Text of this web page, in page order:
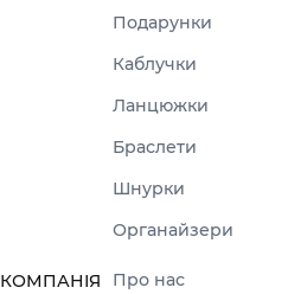
Подарунки
Каблучки
Ланцюжки
Браслети
Шнурки
Органайзери
КОМПАНІЯ
Про нас